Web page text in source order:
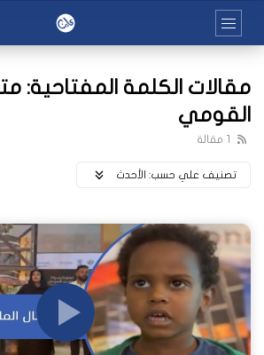
مقالات الكلمة المفتاحية:
القومي
1 مقالة
تصنيف علي حسب: اﻷحدث